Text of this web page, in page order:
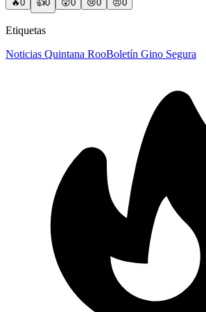
🔥0 👍0 😲0 😢0 😠0
Etiquetas
Noticias Quintana RooBoletín Gino Segura